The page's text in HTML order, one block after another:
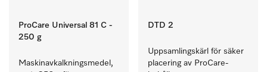
ProCare Universal 81 C -
250 g
Maskinavkalkningsmedel,
DTD 2
Uppsamlingskärl för säker
placering av ProCare-